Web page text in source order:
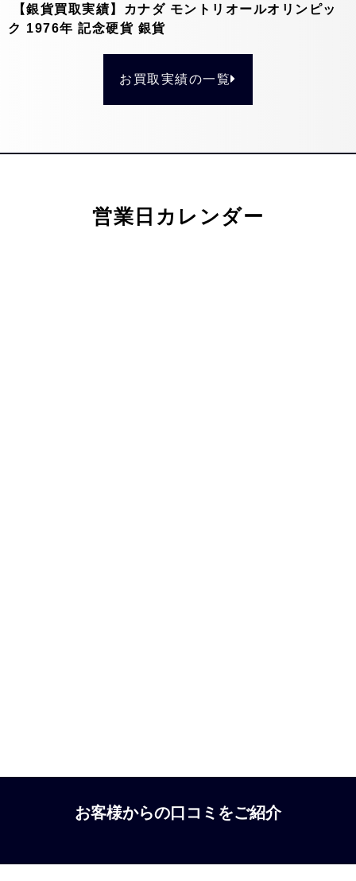
【銀貨買取実績】カナダ モントリオールオリンピッ
ク 1976年 記念硬貨 銀貨
お買取実績の一覧
営業日カレンダー
お客様からの口コミをご紹介